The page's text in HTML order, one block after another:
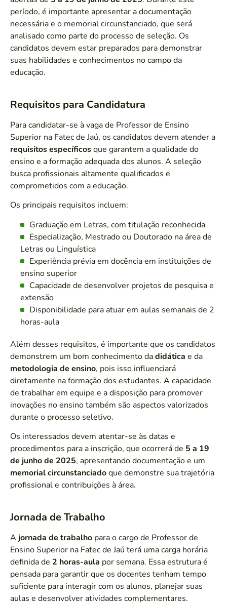
período, é importante apresentar a documentação
necessária e o memorial circunstanciado, que será
analisado como parte do processo de seleção. Os
candidatos devem estar preparados para demonstrar
suas habilidades e conhecimentos no campo da
educação.
Requisitos para Candidatura
Para candidatar-se à vaga de Professor de Ensino
Superior na Fatec de Jaú, os candidatos devem atender a
requisitos específicosque garantem a qualidade do
ensino e a formação adequada dos alunos. A seleção
busca profissionais altamente qualificados e
comprometidos com a educação.
Os principais requisitos incluem:
Graduação em Letras, com titulação reconhecida
Especialização, Mestrado ou Doutorado na área de
Letras ou Linguística
Experiência prévia em docência em instituições de
ensino superior
Capacidade de desenvolver projetos de pesquisa e
extensão
Disponibilidade para atuar em aulas semanais de 2
horas-aula
Além desses requisitos, é importante que os candidatos
demonstrem um bom conhecimento dadidática e da
metodologia de ensino, pois isso influenciará
diretamente na formação dos estudantes. A capacidade
de trabalhar em equipe e a disposição para promover
inovações no ensino também são aspectos valorizados
durante o processo seletivo.
Os interessados devem atentar-se às datas e
procedimentos para a inscrição, que ocorrerá de 5 a 19
de junho de 2025, apresentando documentação e um
memorial circunstanciadoque demonstre sua trajetória
profissional e contribuições à área.
Jornada de Trabalho
A jornada de trabalho para o cargo de Professor de
Ensino Superior na Fatec de Jaú terá uma carga horária
definida de 2 horas-aula por semana. Essa estrutura é
pensada para garantir que os docentes tenham tempo
suficiente para interagir com os alunos, planejar suas
aulas e desenvolver atividades complementares.